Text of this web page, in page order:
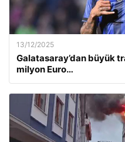
13/12/2025
Galatasaray’dan büyük
milyon Euro…